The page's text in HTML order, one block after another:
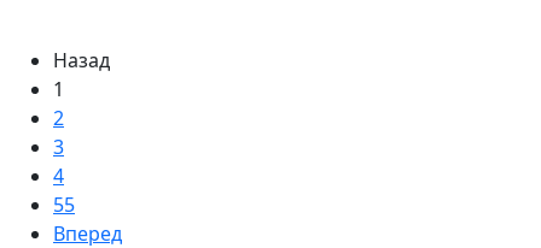
Назад
1
2
3
4
55
Вперед